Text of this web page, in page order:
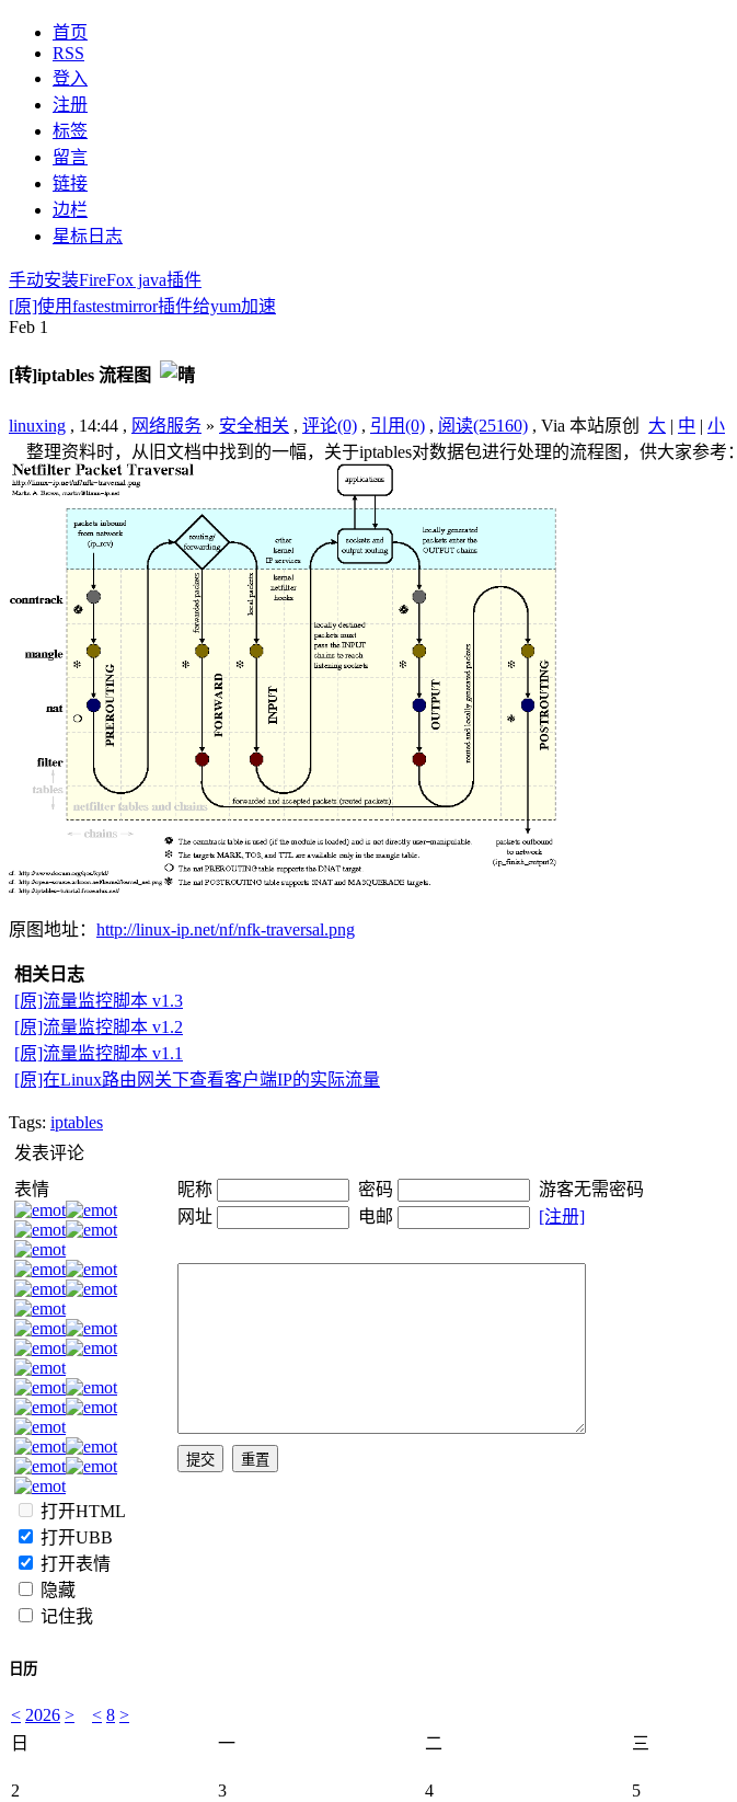
首页
RSS
登入
注册
标签
留言
链接
边栏
星标日志
手动安装FireFox java插件
[原]使用fastestmirror插件给yum加速
Feb 1
[转]iptables 流程图
linuxing , 14:44 , 网络服务 » 安全相关 , 评论(0) , 引用(0) , 阅读(25160) , Via 本站原创 大 | 中 | 小
整理资料时，从旧文档中找到的一幅，关于iptables对数据包进行处理的流程图，供大家参考：
原图地址： http://linux-ip.net/nf/nfk-traversal.png
相关日志
[原]流量监控脚本 v1.3
[原]流量监控脚本 v1.2
[原]流量监控脚本 v1.1
[原]在Linux路由网关下查看客户端IP的实际流量
Tags: iptables
发表评论
表情
打开HTML
打开UBB
打开表情
隐藏
记住我
昵称 密码
游客无需密码
网址
电邮 [注册]
日历
< 2026 > < 8 >
日
一 二 三
2
3 4 5